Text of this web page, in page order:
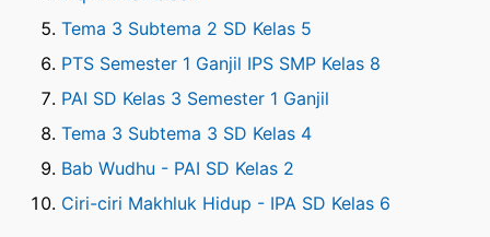
Tema 3 Subtema 2 SD Kelas 5
PTS Semester 1 Ganjil IPS SMP Kelas 8
PAI SD Kelas 3 Semester 1 Ganjil
Tema 3 Subtema 3 SD Kelas 4
Bab Wudhu - PAI SD Kelas 2
Ciri-ciri Makhluk Hidup - IPA SD Kelas 6